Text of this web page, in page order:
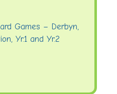
Games – Derbyn,
Yr.1 and Yr.2